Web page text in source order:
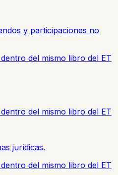
y participaciones no
del mismo libro del ET
del mismo libro del ET
jurídicas.
del mismo libro del ET